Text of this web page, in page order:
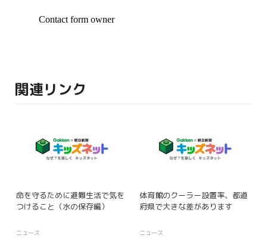
関連リンク
命を守るために避難生活で気を
つけること（水の保存編）
ニュース
体育館のクーラー設置率、都道
府県で大きな差があります
ニュース